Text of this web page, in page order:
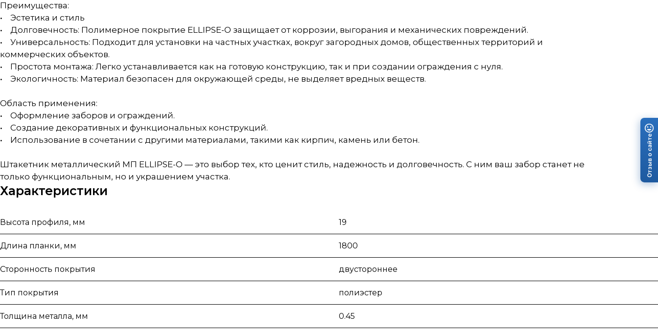
Преимущества:
• Эстетика и стиль
• Долговечность: Полимерное покрытие ELLIPSE-О защищает от коррозии, выгорания и механических повреждений.
• Универсальность: Подходит для установки на частных участках, вокруг загородных домов, общественных территорий и
коммерческих объектов.
• Простота монтажа: Легко устанавливается как на готовую конструкцию, так и при создании ограждения с нуля.
• Экологичность: Материал безопасен для окружающей среды, не выделяет вредных веществ.
Область применения:
• Оформление заборов и ограждений.
• Создание декоративных и функциональных конструкций.
• Использование в сочетании с другими материалами, такими как кирпич, камень или бетон.
Штакетник металлический МП ELLIPSE-O — это выбор тех, кто ценит стиль, надежность и долговечность. С ним ваш забор станет не
только функциональным, но и украшением участка.
Характеристики
Высота профиля, мм 19
Длина планки, мм 1800
Сторонность покрытия двустороннее
Тип покрытия полиэстер
Толщина металла, мм 0.45
Отзыв о сайте